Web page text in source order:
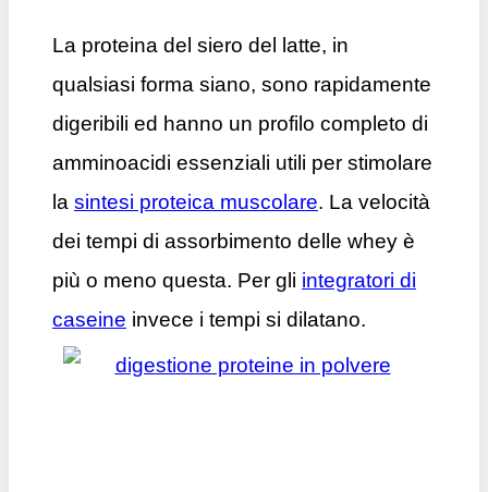
La proteina del siero del latte, in
qualsiasi forma siano, sono rapidamente
digeribili ed hanno un profilo completo di
amminoacidi essenziali utili per stimolare
la sintesi proteica muscolare. La velocità
dei tempi di assorbimento delle whey è
più o meno questa. Per gli integratori di
caseine invece i tempi si dilatano.